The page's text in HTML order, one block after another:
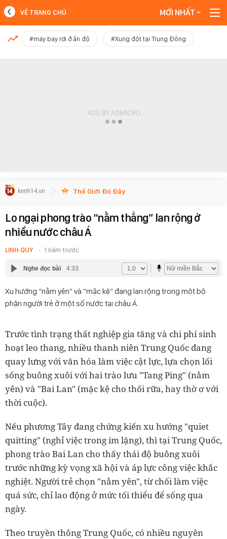
MỚI NHẤT
VỀ TRANG CHỦ MỚI NHẤT
#máy bay rơi ở ấn độ #Xung đột tại Trung Đông
Thế Giới Đó Đây
Lo ngại phong trào “nằm thẳng” lan rộng ở
nhiều nước châu Á
LINH QUY 1 năm trước
Nghe đọc bài 4:33
Xu hướng “nằm yên” và “mặc kệ” đang lan rộng trong một bộ
phận người trẻ ở một số nước tại châu Á.
Trước tình trạng thất nghiệp gia tăng và chi phí sinh
hoạt leo thang, nhiều thanh niên Trung Quốc đang
quay lưng với văn hóa làm việc cật lực, lựa chọn lối
sống buông xuôi với hai trào lưu "Tang Ping" (nằm
yên) và "Bai Lan" (mặc kệ cho thối rữa, hay thờ ơ với
thời cuộc).
Nếu phương Tây đang chứng kiến xu hướng "quiet
quitting" (nghỉ việc trong im lặng), thì tại Trung Quốc,
phong trào Bai Lan cho thấy thái độ buông xuôi
trước những kỳ vọng xã hội và áp lực công việc khắc
nghiệt. Người trẻ chọn "nằm yên", từ chối làm việc
quá sức, chỉ lao động ở mức tối thiểu để sống qua
ngày.
Theo truyền thông Trung Quốc, có nhiều nguyên